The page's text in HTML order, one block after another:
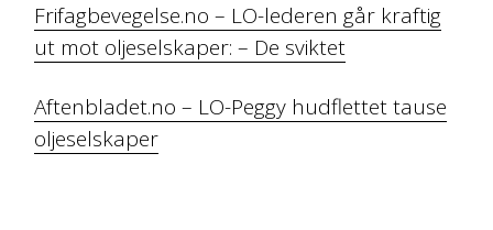
Frifagbevegelse.no – LO-lederen går kraftig
ut mot oljeselskaper: – De sviktet
Aftenbladet.no – LO-Peggy hudflettet tause
oljeselskaper